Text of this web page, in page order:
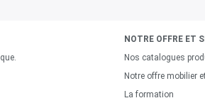
Service client dédié
équipe de conseillers experts
NOTRE OFFRE ET
Nos catalogues
Notre offre mobilier
La formation